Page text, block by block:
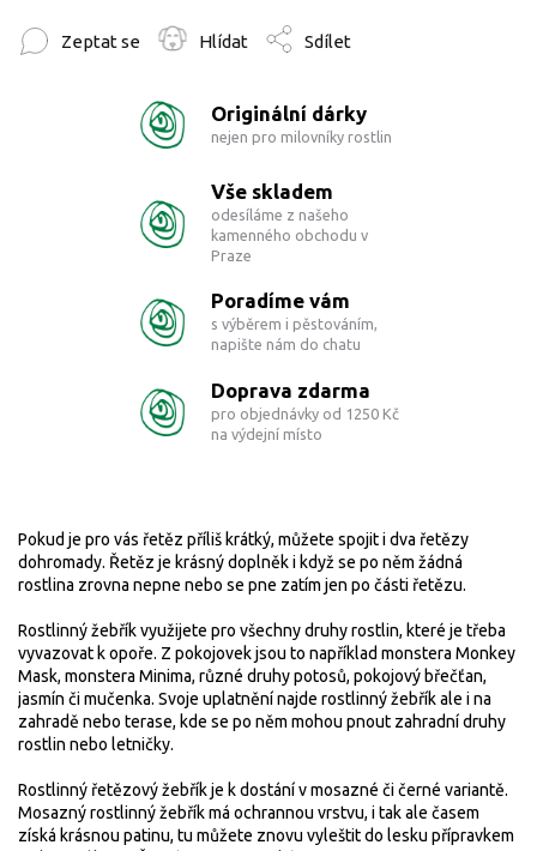
Zeptat se Hlídat Sdílet
Originální dárky
nejen pro milovníky rostlin
Vše skladem
odesíláme z našeho
kamenného obchodu v
Praze
Poradíme vám
s výběrem i pěstováním,
napište nám do chatu
Doprava zdarma
pro objednávky od 1250 Kč
na výdejní místo
Pokud je pro vás řetěz příliš krátký, můžete spojit i dva řetězy
dohromady. Řetěz je krásný doplněk i když se po něm žádná
rostlina zrovna nepne nebo se pne zatím jen po části řetězu.
Rostlinný žebřík využijete pro všechny druhy rostlin, které je třeba
vyvazovat k opoře. Z pokojovek jsou to například monstera Monkey
Mask, monstera Minima, různé druhy potosů, pokojový břečťan,
jasmín či mučenka. Svoje uplatnění najde rostlinný žebřík ale i na
zahradě nebo terase, kde se po něm mohou pnout zahradní druhy
rostlin nebo letničky.
Rostlinný řetězový žebřík je k dostání v mosazné či černé variantě.
Mosazný rostlinný žebřík má ochrannou vrstvu, i tak ale časem
získá krásnou patinu, tu můžete znovu vyleštit do lesku přípravkem